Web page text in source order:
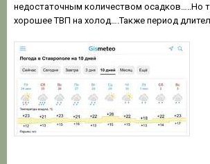
недостаточным количеством осадков…..Но
хорошее ТВП на холод….Также период